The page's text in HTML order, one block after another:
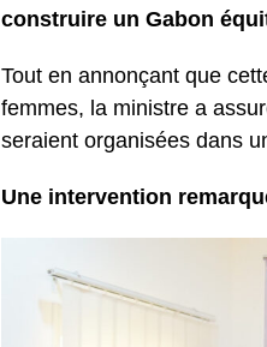
construire un Gabon
Tout en annonçant que
femmes, la ministre a
seraient organisées dans
Une intervention